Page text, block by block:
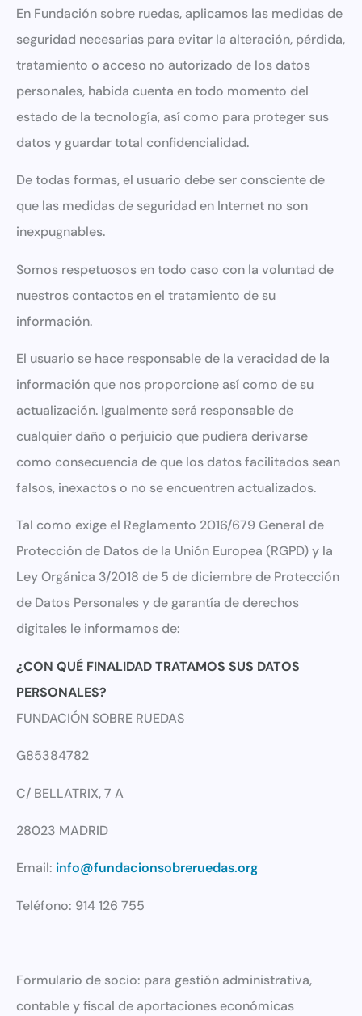
En Fundación sobre ruedas, aplicamos las medidas de
seguridad necesarias para evitar la alteración, pérdida,
tratamiento o acceso no autorizado de los datos
personales, habida cuenta en todo momento del
estado de la tecnología, así como para proteger sus
datos y guardar total confidencialidad.
De todas formas, el usuario debe ser consciente de
que las medidas de seguridad en Internet no son
inexpugnables.
Somos respetuosos en todo caso con la voluntad de
nuestros contactos en el tratamiento de su
información.
El usuario se hace responsable de la veracidad de la
información que nos proporcione así como de su
actualización. Igualmente será responsable de
cualquier daño o perjuicio que pudiera derivarse
como consecuencia de que los datos facilitados sean
falsos, inexactos o no se encuentren actualizados.
Tal como exige el Reglamento 2016/679 General de
Protección de Datos de la Unión Europea (RGPD) y la
Ley Orgánica 3/2018 de 5 de diciembre de Protección
de Datos Personales y de garantía de derechos
digitales le informamos de:
¿CON QUÉ FINALIDAD TRATAMOS SUS DATOS
PERSONALES?
FUNDACIÓN SOBRE RUEDAS
G85384782
C/ BELLATRIX, 7 A
28023 MADRID
Email: info@fundacionsobreruedas.org
Teléfono: 914 126 755
Formulario de socio: para gestión administrativa,
contable y fiscal de aportaciones económicas